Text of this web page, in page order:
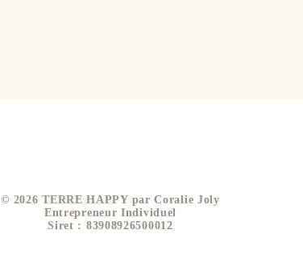
​© 2026 TERRE HAPPY par Coralie Joly
Entrepreneur Individuel
Siret : 83908926500012